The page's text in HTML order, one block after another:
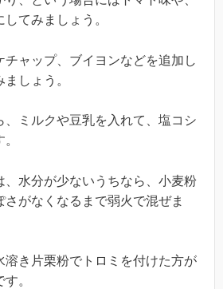
てみましょう。
チャップ、ブイヨンなどを追加し
しょう。
、ミルクや豆乳を入れて、塩コシ
、水分が少ないうちなら、小麦粉
さがなくなるまで弱火で混ぜま
溶き片栗粉でトロミを付けた方が
。